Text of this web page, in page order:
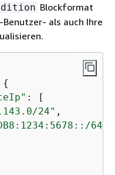
Blockformat
als auch Ihre
{
: [
24" ,
64"